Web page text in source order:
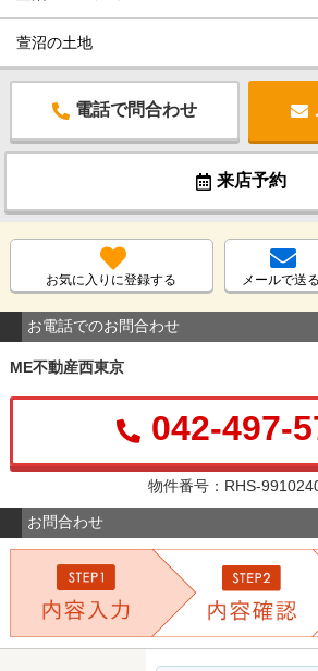
萱沼の土地
電話で問合わせ
来店予約
お気に入りに登録する メールで送る
お電話でのお問合わせ
ME不動産西東京
042-497-
物件番号：RHS-
お問合わせ